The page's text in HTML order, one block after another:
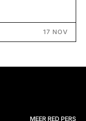
17 NOV
MEER RED PERS